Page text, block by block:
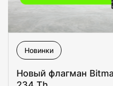
Новинки
Новый флагман